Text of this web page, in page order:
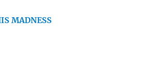
MADNESS